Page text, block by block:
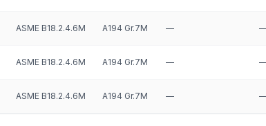
ASME B18.2.4.6M A194 Gr.7M —
ASME B18.2.4.6M A194 Gr.7M —
ASME B18.2.4.6M A194 Gr.7M —